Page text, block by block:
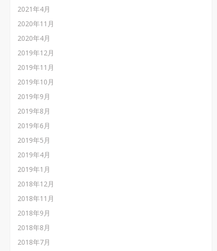
2021年4月
2020年11月
2020年4月
2019年12月
2019年11月
2019年10月
2019年9月
2019年8月
2019年6月
2019年5月
2019年4月
2019年1月
2018年12月
2018年11月
2018年9月
2018年8月
2018年7月